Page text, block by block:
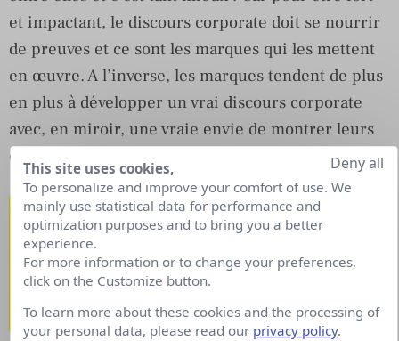
et impactant, le discours corporate doit se nourrir
de preuves et ce sont les marques qui les mettent
en œuvre. A l’inverse, les marques tendent de plus
en plus à développer un vrai discours corporate
avec, en miroir, une vraie envie de montrer leurs
engagements.
La crise a-t-elle modifié
votre stratégie de
communication corporate
et comment ?
This site uses cookies,
To personalize and improve your comfort of use. We
mainly use statistical data for performance and
optimization purposes and to bring you a better
experience.
For more information or to change your preferences,
click on the Customize button.
To learn more about these cookies and the processing of
your personal data, please read our privacy policy.
Deny all